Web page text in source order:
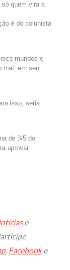
só quem vira a
é do colunista
mundos e
mal, em seu
isso, seria
de 3/5 do
aprovar
e
, Facebooke